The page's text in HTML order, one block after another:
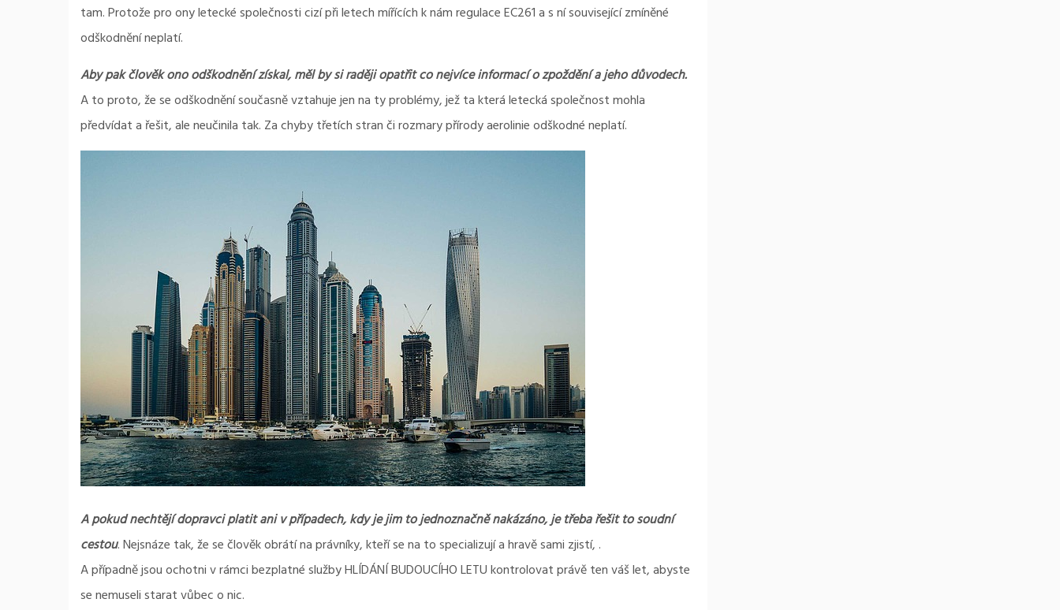
tam. Protože pro ony letecké společnosti cizí při letech mířících k nám regulace EC261 a s ní související zmíněné
odškodnění neplatí.
Aby pak člověk ono odškodnění získal, měl by si raději opatřit co nejvíce informací o zpoždění a jeho důvodech.
A to proto, že se odškodnění současně vztahuje jen na ty problémy, jež ta která letecká společnost mohla
předvídat a řešit, ale neučinila tak. Za chyby třetích stran či rozmary přírody aerolinie odškodné neplatí.
A pokud nechtějí dopravci platit ani v případech, kdy je jim to jednoznačně nakázáno, je třeba řešit to soudní
cestou. Nejsnáze tak, že se člověk obrátí na právníky, kteří se na to specializují a hravě sami zjistí, .
A případně jsou ochotni v rámci bezplatné služby HLÍDÁNÍ BUDOUCÍHO LETU kontrolovat právě ten váš let, abyste
se nemuseli starat vůbec o nic.